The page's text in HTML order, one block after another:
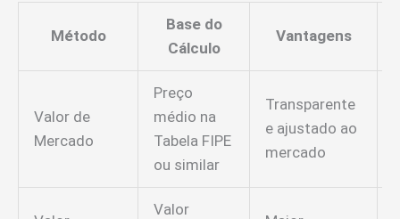
Método
Base do
Cálculo
Vantagens
Valor de
Mercado
Preço
médio na
Tabela FIPE
ou similar
Transparente
e ajustado ao
mercado
Valor